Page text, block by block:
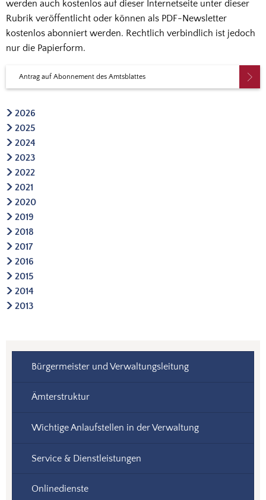
werden auch kostenlos auf dieser Internetseite unter dieser
Rubrik veröffentlicht oder können als PDF-Newsletter
kostenlos abonniert werden. Rechtlich verbindlich ist jedoch
nur die Papierform.
Antrag auf Abonnement des Amtsblattes
2026
2025
2024
2023
2022
2021
2020
2019
2018
2017
2016
2015
2014
2013
Bürgermeister und Verwaltungsleitung
Ämterstruktur
Wichtige Anlaufstellen in der Verwaltung
Service & Dienstleistungen
Onlinedienste